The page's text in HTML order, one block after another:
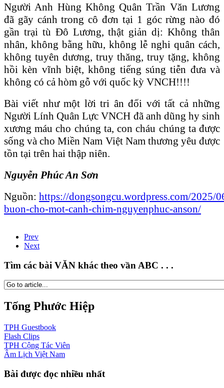
Người Anh Hùng Không Quân Trần Văn Lương
đã gãy cánh trong cô đơn tại 1 góc rừng nào đó
gần trại tù Đô Lương, thật giản dị: Không thân
nhân, không bằng hữu, không lễ nghi quân cách,
không tuyên dương, truy thăng, truy tặng, không
hồi kèn vĩnh biệt, không tiếng súng tiễn đưa và
không có cả hòm gỗ với quốc kỳ VNCH!!!!
Bài viết như một lời tri ân đối với tất cả những
Người Lính Quân Lực VNCH đã anh dũng hy sinh
xương máu cho chúng ta, con cháu chúng ta được
sống và cho Miền Nam Việt Nam thương yêu được
tồn tại trên hai thập niên.
Nguyễn Phúc An Sơn
Nguồn: https://dongsongcu.wordpress.com/2025/
buon-cho-mot-canh-chim-nguyenphuc-anson/
Prev
Next
Tìm các bài VĂN khác theo vần ABC . . .
Tống Phước Hiệp
TPH Guestbook
Flash Clips
TPH Cộng Tác Viên
Âm Lịch Việt Nam
Bài được đọc nhiều nhất